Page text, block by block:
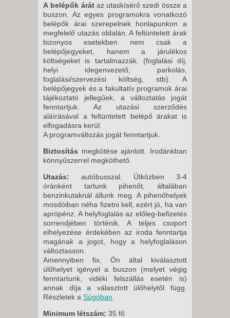
A belépők árátaz utaskísérő szedi össze a
buszon. Az egyes programokra vonatkozó
belépők árai szerepelnek honlapunkon a
megfelelő utazás oldalán. A feltüntetett árak
bizonyos esetekben nem csak a
belépőjegyeket, hanem a járulékos
költségeket is tartalmazzák. (foglalási díj,
helyi idegenvezető, parkolás,
foglalási/szervezési költség, stb). A
belépőjegyek és a fakultatív programok árai
tájékoztató jellegűek, a változtatás jogát
fenntartjuk. Az utazási szerződés
aláírásával a feltüntetett belépő árakat is
elfogadásra kerül.
A programváltozás jogát fenntartjuk.
Biztosítás megkötése ajánlott. Irodánkban
könnyűszerrel megköthető.
Utazás: autóbusszal. Útközben 3-4
óránként tartunk pihenőt, általában
benzinkutaknál állunk meg. A pihenőhelyek
mosdóiban néha fizetni kell, ezért jó, ha van
aprópénz. A helyfoglalás az előleg-befizetés
sorrendjében történik. A teljes csoport
elhelyezése érdekében az iroda fenntartja
magának a jogot, hogy a helyfoglaláson
változtasson.
Amennyiben fix, Ön által kiválasztott
ülőhelyet igényel a buszon (melyet végig
fenntartunk, vidéki felszállás esetén is)
annak díja a választott ülőhelytől függ.
Részletek a Súgóban
Minimum létszám: 35 fő